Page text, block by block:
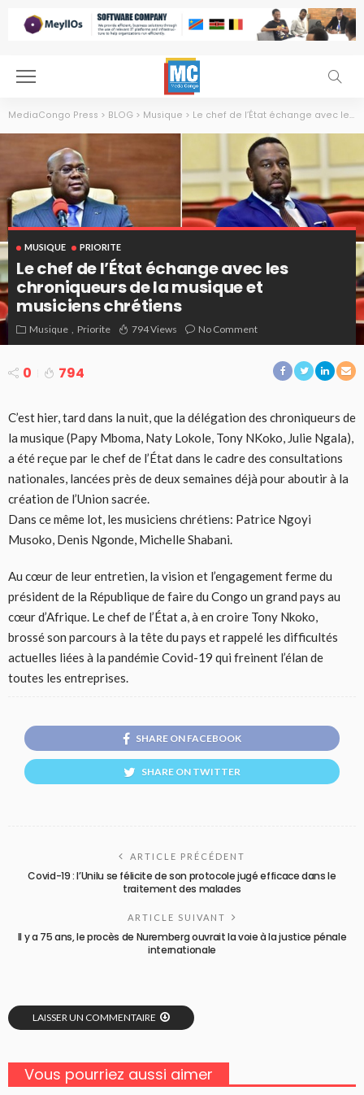
MediaCongo Press > BLOG > Musique > Le chef de l’État échange avec les chroniqueurs de la musique et musiciens chrétiens
MUSIQUE PRIORITE
Le chef de l’État échange avec les
chroniqueurs de la musique et
musiciens chrétiens
Musique Priorite 794 Views No Comment
0 794
C’est hier, tard dans la nuit, que la délégation des chroniqueurs de
la musique (Papy Mboma, Naty Lokole, Tony NKoko, Julie Ngala),
a été reçue par le chef de l’État dans le cadre des consultations
nationales, lancées près de deux semaines déjà pour aboutir à la
création de l’Union sacrée.
Dans ce même lot, les musiciens chrétiens: Patrice Ngoyi
Musoko, Denis Ngonde, Michelle Shabani.
Au cœur de leur entretien, la vision et l’engagement ferme du
président de la République de faire du Congo un grand pays au
cœur d’Afrique. Le chef de l’État a, à en croire Tony Nkoko,
brossé son parcours à la tête du pays et rappelé les difficultés
actuelles liées à la pandémie Covid-19 qui freinent l’élan de
toutes les entreprises.
SHARE ON FACEBOOK
SHARE ON TWITTER
ARTICLE PRÉCÉDENT
Covid-19 : l’Unilu se félicite de son protocole jugé efficace dans le
traitement des malades
ARTICLE SUIVANT
Il y a 75 ans, le procès de Nuremberg ouvrait la voie à la justice pénale
internationale
LAISSER UN COMMENTAIRE
Vous pourriez aussi aimer